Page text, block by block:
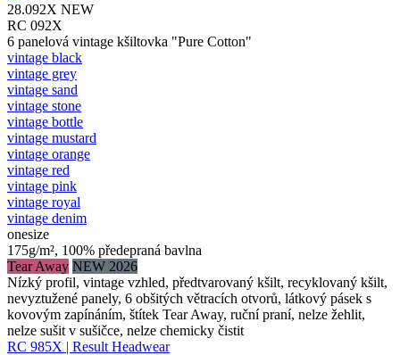
28.092X NEW
RC 092X
6 panelová vintage kšiltovka "Pure Cotton"
vintage black
vintage grey
vintage sand
vintage stone
vintage bottle
vintage mustard
vintage orange
vintage red
vintage pink
vintage royal
vintage denim
onesize
175g/m², 100% předepraná bavlna
Tear Away NEW 2026
Nízký profil, vintage vzhled, předtvarovaný kšilt, recyklovaný kšilt,
nevyztužené panely, 6 obšitých větracích otvorů, látkový pásek s
kovovým zapínáním, štítek Tear Away, ruční praní, nelze žehlit,
nelze sušit v sušičce, nelze chemicky čistit
RC 985X | Result Headwear